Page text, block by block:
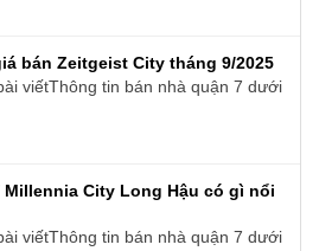
bán Zeitgeist City tháng 9/2025
viếtThông tin bán nhà quận 7 dưới
Millennia City Long Hậu có gì nổi
viếtThông tin bán nhà quận 7 dưới